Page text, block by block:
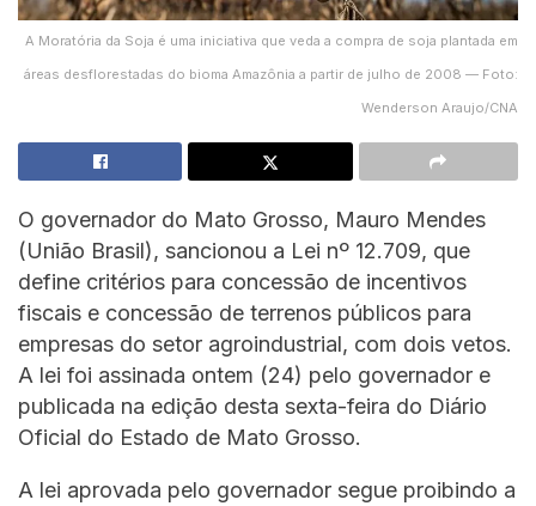
A Moratória da Soja é uma iniciativa que veda a compra de soja plantada em
áreas desflorestadas do bioma Amazônia a partir de julho de 2008 — Foto:
Wenderson Araujo/CNA
O governador do Mato Grosso, Mauro Mendes
(União Brasil), sancionou a Lei nº 12.709, que
define critérios para concessão de incentivos
fiscais e concessão de terrenos públicos para
empresas do setor agroindustrial, com dois vetos.
A lei foi assinada ontem (24) pelo governador e
publicada na edição desta sexta-feira do Diário
Oficial do Estado de Mato Grosso.
A lei aprovada pelo governador segue proibindo a